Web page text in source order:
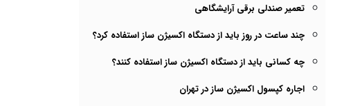
تعمیر صندلی برقی آرایشگاهی
چند ساعت در روز باید از دستگاه اکسیژن ساز استفاده کرد؟
چه کسانی باید از دستگاه اکسیژن‌ ساز استفاده کنند؟
اجاره کپسول اکسیژن ساز در تهران